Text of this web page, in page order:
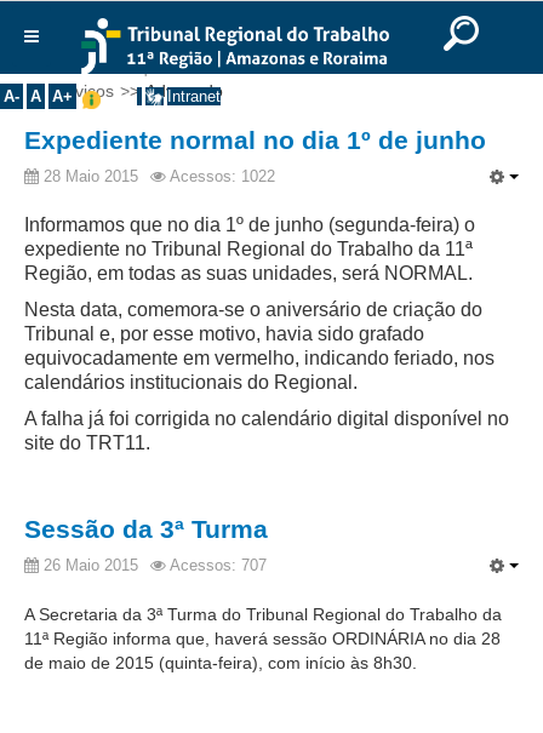
Ir para o rodapé
English
Português Español
A- A A+ Intranet
Institucional
Histórico
Presidência
Composição
Desembargadores
Seções Especializadas
Turmas
Juízes Manaus
Comitês
Você está aqui:Início >> Notícias >> Comunicados
Serviços >> Advogado
Expediente normal no dia 1º de junho
28 Maio 2015 Acessos: 1022
Informamos que no dia 1º de junho (segunda-feira) o
expediente no Tribunal Regional do Trabalho da 11ª
Região, em todas as suas unidades, será NORMAL.
Nesta data, comemora-se o aniversário de criação do
Tribunal e, por esse motivo, havia sido grafado
equivocadamente em vermelho, indicando feriado, nos
calendários institucionais do Regional.
A falha já foi corrigida no calendário digital disponível no
site do TRT11.
Sessão da 3ª Turma
26 Maio 2015 Acessos: 707
A Secretaria da 3ª Turma do Tribunal Regional do Trabalho da
11ª Região informa que, haverá sessão ORDINÁRIA no dia 28
de maio de 2015 (quinta-feira), com início às 8h30.